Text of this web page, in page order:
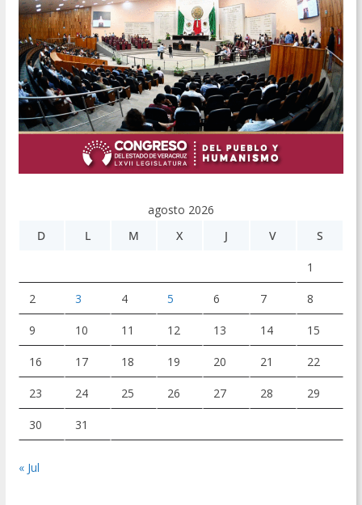
agosto 2026
D
L M X J V S
1
2 3 4 5 6 7 8
9 10 11 12 13 14 15
16 17 18 19 20 21 22
23 24 25 26 27 28 29
30 31
« Jul